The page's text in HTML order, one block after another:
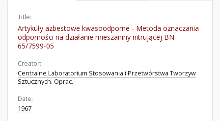
Title:
Artykuły azbestowe kwasoodporne - Metoda oznaczania
odporności na działanie mieszaniny nitrującej BN-
65/7599-05
Creator:
Centralne Laboratorium Stosowania i Przetwórstwa Tworzyw
Sztucznych. Oprac.
Date:
1967